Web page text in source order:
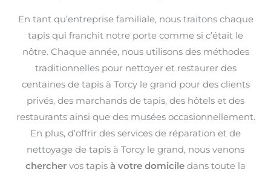
En tant qu’entreprise familiale, nous traitons chaque
tapis qui franchit notre porte comme si c’était le
nôtre. Chaque année, nous utilisons des méthodes
traditionnelles pour nettoyer et restaurer des
centaines de tapis à Torcy le grand pour des clients
privés, des marchands de tapis, des hôtels et des
restaurants ainsi que des musées occasionnellement.
En plus, d’offrir des services de réparation et de
nettoyage de tapis à Torcy le grand, nous venons
chercher vos tapis à votre domicile dans toute la